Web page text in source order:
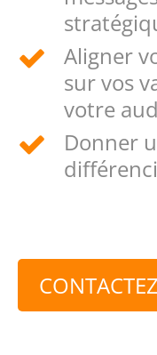
Aligner
sur vos
votre
Donner